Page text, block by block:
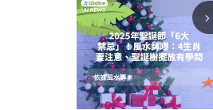
arrow_forward_ios